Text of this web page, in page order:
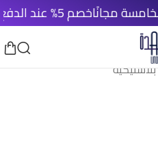
خصم 5% عند الدفع الأونلاين